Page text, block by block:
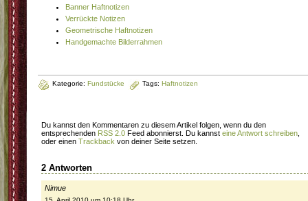
Banner Haftnotizen
Verrückte Notizen
Geometrische Haftnotizen
Handgemachte Bilderrahmen
Kategorie: Fundstücke Tags: Haftnotizen
Du kannst den Kommentaren zu diesem Artikel folgen, wenn du den
entsprechenden RSS 2.0 Feed abonnierst. Du kannst eine Antwort schreiben
oder einen Trackback von deiner Seite setzen.
2 Antworten
Nimue